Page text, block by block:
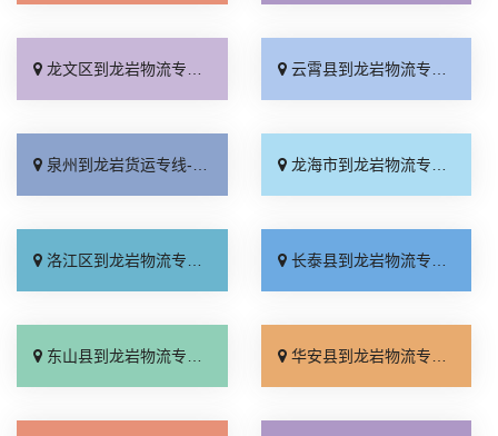
龙文区到龙岩物流专线_无需中转「直发全境」 云霄县到龙岩物流专线_放心物流「快运有保障」
泉州到龙岩货运专线-泉州到龙岩物流公司_全程无虑「直达不中转」 龙海市到龙岩物流专线_专线直达「省事省心」
洛江区到龙岩物流专线_定点发车「诚信经营」 长泰县到龙岩物流专线_直达不中转「整车配货」
东山县到龙岩物流专线_上门取件「快速响应」 华安县到龙岩物流专线_资质齐全「上门提货」